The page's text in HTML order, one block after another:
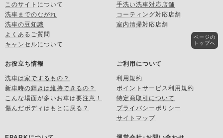
このサイトについて
洗車までのながれ
洗車の豆知識
よくあるご質問
キャンセルについて
手洗い洗車対応店舗
コーティング対応店舗
室内清掃対応店舗
お役立ち情報
洗車は家でするもの？
新車時の輝きは維持できるの？
こんな場面が多いお車は要注意！
傷んだボディはもとに戻る？
ご利用について
利用規約
ポイントサービス利用規約
特定商取引について
プライバシーポリシー
サイトマップ
ページの
トップへ